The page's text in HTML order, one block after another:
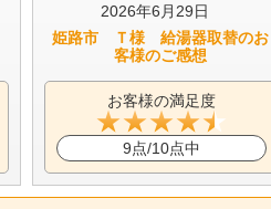
2026年6月29日
姫路市 Ｔ様 給湯器取替のお
客様のご感想
お客様の満足度
9点/10点中